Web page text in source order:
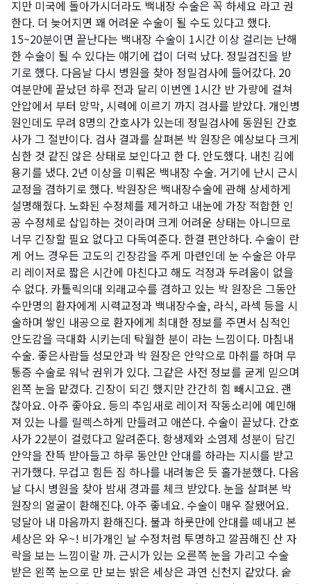
지만 미국에 돌아가시더라도 백내장 수술은 꼭 하세요 라고 권
한다. 더 늦어지면 꽤 어려운 수술이 될 수도 있다고 했다.
15~20분이면 끝난다는 백내장 수술이 1시간 이상 걸리는 난해
한 수술이 될 수 있다는 얘기에 겁이 더럭 났다. 정밀검진을 받
기로 했다. 다음날 다시 병원을 찾아 정밀검사에 들어갔다. 20
여분만에 끝났던 하루 전과 달리 이번엔 1시간 반 가량에 걸쳐
안압에서 부터 망막, 시력에 이르기 까지 검사를 받았다. 개인병
원인데도 무려 8명의 간호사가 있는데 정밀검사에 동원된 간호
사가 그 절반이다. 검사 결과를 살펴본 박 원장은 예상보다 크게
심한 것 같진 않은 상태로 보인다고 한 다. 안도했다. 내친 김에
용기를 냈다. 2년 이상을 미뤄온 백내장 수술. 거기에 난시 근시
교정을 겸하기로 했다. 박원장은 백내장수술에 관해 상세하게
설명해줬다. 노화된 수정체를 제거하고 내눈에 가장 적합한 인
공 수정체로 삽입하는 것이라며 크게 어려운 상태는 아니므로
너무 긴장할 필요 없다고 다독여준다. 한결 편안하다. 수술이 란
게 어느 경우든 고도의 긴장감을 주게 마련인데 눈 수술은 아무
리 레이저로 짧은 시간에 마친다고 해도 걱정과 두려움이 없을
수 없다. 카톨릭의대 외래교수를 겸하고 있는 박 원장은 그동안
수만명의 환자에게 시력교정과 백내장수술, 라식, 라섹 등을 시
술하며 쌓인 내공으로 환자에게 최대한 정보를 주면서 심적인
안도감을 극대화 시키는데 탁월한 분이 라는 느낌이다. 마침내
수술. 좋은사람들 성모안과 박 원장은 안약으로 마취를 하며 무
통증 수술로 워낙 권위가 있다. 그같은 사전 정보를 굳게 믿으며
왼쪽 눈을 맡겼다. 긴장이 되긴 했지만 간간히 힘 빼시고요. 괜
찮아요. 아주 좋아요. 등의 추임새로 레이저 작동소리에 예민해
져 있는 나를 릴렉스하게 만들려고 애쓴다. 수술이 끝났다. 간호
사가 22분이 걸렸다고 알려준다. 항생제와 소염제 성분이 담긴
안약을 잔뜩 받아들고 하루 동안만 안대를 하라는 지시를 받고
귀가했다. 무겁고 힘든 짐 하나를 내려놓은 듯 홀가분했다. 다음
날 다시 병원을 찾아 밤새 경과를 체크 받았다. 눈을 살펴본 박
원장의 얼굴이 환해진다. 아주 좋네요. 수술이 매우 잘됐어요.
덩달아 내 마음까지 환해진다. 불과 하룻만에 안대를 떼내고 본
세상은 와 우~! 비가개인 날 수정처럼 투명하고 깔끔해진 산 자
락을 보는 느낌이랄 까. 근시가 있는 오른쪽 눈을 가리고 수술
받은 왼쪽 눈으로 만 보는 밝은 세상은 과연 신천지 같았다. 숱